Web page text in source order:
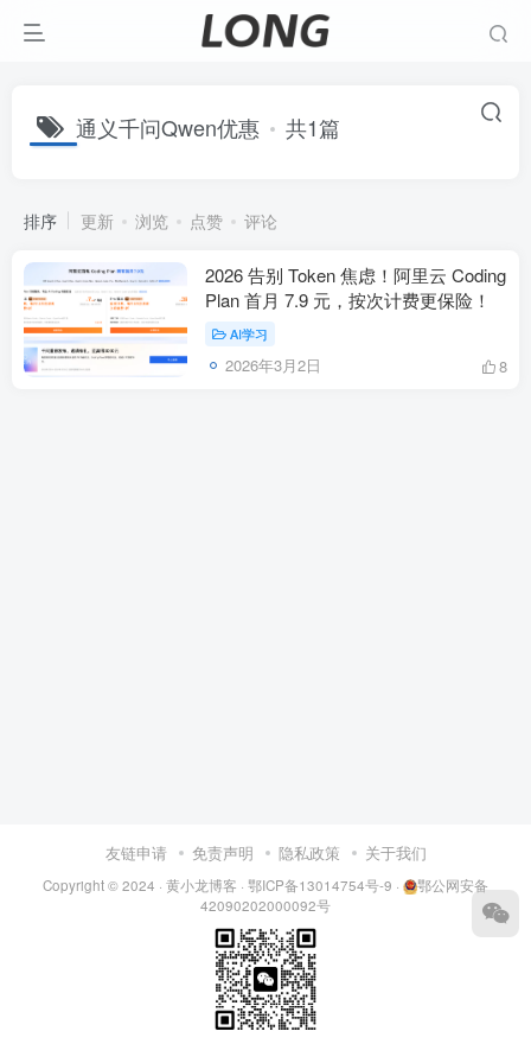
通义千问Qwen优惠 共1篇
排序 更新 浏览 点赞 评论
2026 告别 Token 焦虑！阿里云 Coding
Plan 首月 7.9 元，按次计费更保险！
AI学习
2026年3月2日 8
友链申请 免责声明 隐私政策 关于我们
Copyright © 2024 ·黄小龙博客 ·鄂ICP备13014754号-9 ·
鄂公网安备
42090202000092号